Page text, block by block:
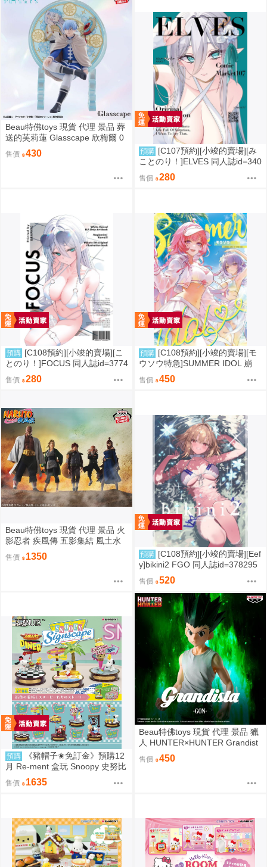
Beau特佛toys 現貨 代理 景品 葬
送的芙莉蓮 Glasscape 欣梅爾 0
售價 430 預購 [C107預約][小竣的賣場][み
ことのり！]ELVES 同人誌id=340
售價 280
預購 [C108預約][小竣的賣場][こ
とのり！]FOCUS 同人誌id=3774
售價 280
預購 [C108預約][小竣的賣場][モ
ウソウ特急]SUMMER IDOL 崩
壞：星穹鐵道 同人誌id=3758363
售價 450
Beau特佛toys 現貨 代理 景品 火
影忍者 疾風傳 五影集結 風土水
影 我愛羅 大野木 照美冥 0302
售價 1350 預購 [C108預約][小竣的賣場][Eef
y]bikini2 FGO 同人誌id=378295
7
售價 520
預購
《豬帽子✬免訂金》預購12
月 Re-ment 盒玩 Snoopy 史努比
街角招牌場景 中盒6入 0816
售價 1635
Beau特佛toys 現貨 代理 景品 獵
人 HUNTER×HUNTER Grandist
a 小傑 0206
售價 450